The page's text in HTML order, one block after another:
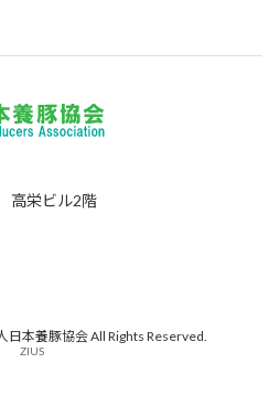
高栄ビル2階
日本養豚協会 All Rights Reserved.
ZIUS